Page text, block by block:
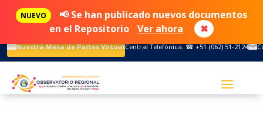
Nuestra Mesa de Partes VirtualCentral Telefónica: ☎ +51 (062) 51-2124
NUEVO
📢 Se han publicado nuevos documentos
en el Repositorio
Ver ahora ✖